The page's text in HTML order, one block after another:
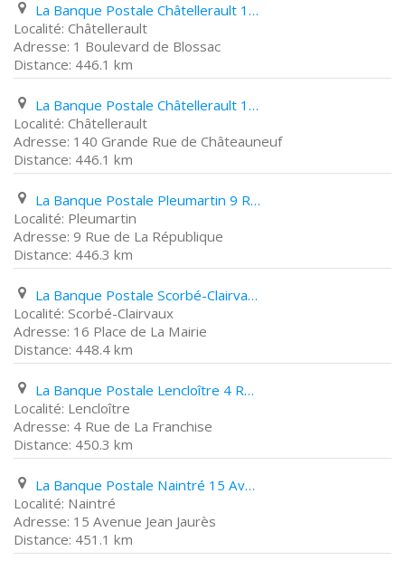
La Banque Postale Châtellerault 1 Boulevard de Blossac
Châtellerault
1 Boulevard de Blossac
446.1 km
La Banque Postale Châtellerault 140 Grande Rue de Châteauneuf
Châtellerault
140 Grande Rue de Châteauneuf
446.1 km
La Banque Postale Pleumartin 9 Rue de La République
Pleumartin
9 Rue de La République
446.3 km
La Banque Postale Scorbé-Clairvaux 16 Place de La Mairie
Scorbé-Clairvaux
16 Place de La Mairie
448.4 km
La Banque Postale Lencloître 4 Rue de La Franchise
Lencloître
4 Rue de La Franchise
450.3 km
La Banque Postale Naintré 15 Avenue Jean Jaurès
Naintré
15 Avenue Jean Jaurès
451.1 km